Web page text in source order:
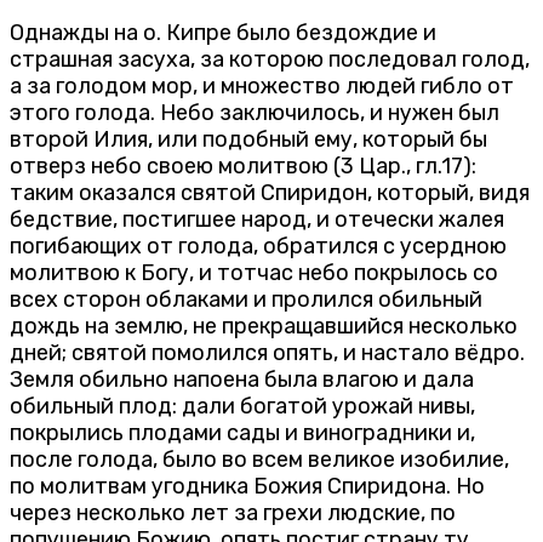
Однажды на о. Кипре было бездождие и
страшная засуха, за которою последовал голод,
а за голодом мор, и множество людей гибло от
этого голода. Небо заключилось, и нужен был
второй Илия, или подобный ему, который бы
отверз небо своею молитвою (3 Цар., гл.17):
таким оказался святой Спиридон, который, видя
бедствие, постигшее народ, и отечески жалея
погибающих от голода, обратился с усердною
молитвою к Богу, и тотчас небо покрылось со
всех сторон облаками и пролился обильный
дождь на землю, не прекращавшийся несколько
дней; святой помолился опять, и настало вёдро.
Земля обильно напоена была влагою и дала
обильный плод: дали богатой урожай нивы,
покрылись плодами сады и виноградники и,
после голода, было во всем великое изобилие,
по молитвам угодника Божия Спиридона. Но
через несколько лет за грехи людские, по